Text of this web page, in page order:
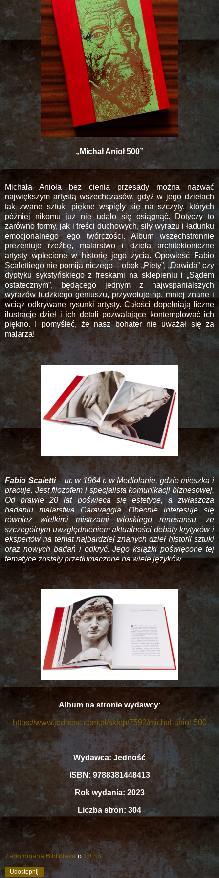
„Michał Anioł500”
Michała Anioła bez cienia przesady można nazwać
największym artystą wszechczasów, gdyż w jego dziełach
tak zwane sztuki piękne wspięły się na szczyty, których
później nikomu już nie udało się osiągnąć. Dotyczy to
zarówno formy, jak i treści duchowych, siły wyrazu i ładunku
emocjonalnego jego twórczości. Album wszechstronnie
prezentuje rzeźbę, malarstwo i dzieła architektoniczne
artysty wplecione w historię jego życia. Opowieść Fabio
Scalettiego nie pomija niczego – obok „Piety”, „Dawida” czy
dyptyku sykstyńskiego z freskami na sklepieniu i „Sądem
ostatecznym”, będącego jednym z najwspanialszych
wyrazów ludzkiego geniuszu, przywołuje np. mniej znane i
wciąż odkrywane rysunki artysty. Całości dopełniają liczne
ilustracje dzieł i ich detali pozwalające kontemplować ich
piękno. I pomyśleć, że nasz bohater nie uważał się za
malarza!
Fabio Scaletti– ur. w 1964 r. w Mediolanie, gdzie mieszka i
pracuje. Jest filozofem i specjalistą komunikacji biznesowej.
Od prawie 20 lat poświęca się estetyce, a zwłaszcza
badaniu malarstwa Caravaggia. Obecnie interesuje się
również wielkimi mistrzami włoskiego renesansu, ze
szczególnym uwzględnieniem aktualności debaty krytyków i
ekspertów na temat najbardziej znanych dzieł historii sztuki
oraz nowych badań i odkryć. Jego książki poświęcone tej
tematyce zostały przetłumaczone na wiele języków.
Album na stronie wydawcy:
https://www.jednosc.com.pl/sklep/7592/michal-aniol-500
Wydawca: Jedność
ISBN: 9788381448413
Rok wydania: 2023
Liczba stron: 304
Zapomniana Biblioteka o 19:43
Udostępnij